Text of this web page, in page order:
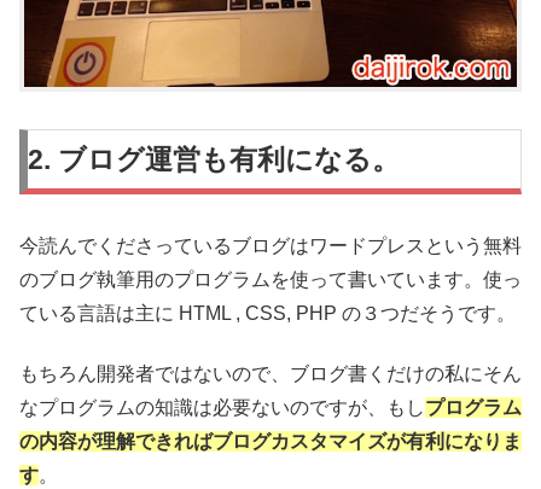
2. ブログ運営も有利になる。
今読んでくださっているブログはワードプレスという無料
のブログ執筆用のプログラムを使って書いています。使っ
ている言語は主に HTML , CSS, PHP の３つだそうです。
もちろん開発者ではないので、ブログ書くだけの私にそん
なプログラムの知識は必要ないのですが、もしプログラム
の内容が理解できればブログカスタマイズが有利になりま
す。